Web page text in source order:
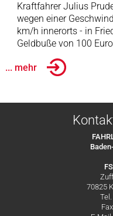
Kraftfahrer Julius
wegen einer
km/h innerorts - in
Geldbuße von 100
... mehr
70825